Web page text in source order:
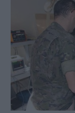
Legitimación:
Destinatarios: